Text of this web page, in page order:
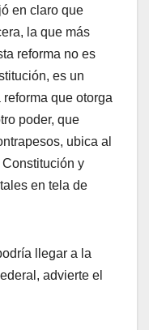
en claro que
la que más
reforma no es
es un
que otorga
poder, que
ubica al
y
en tela de
llegar a la
advierte el